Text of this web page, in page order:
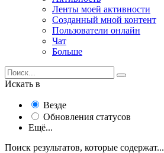
Ленты моей активности
Созданный мной контент
Пользователи онлайн
Чат
Больше
Искать в
Везде
Обновления статусов
Ещё...
Поиск результатов, которые содержат...